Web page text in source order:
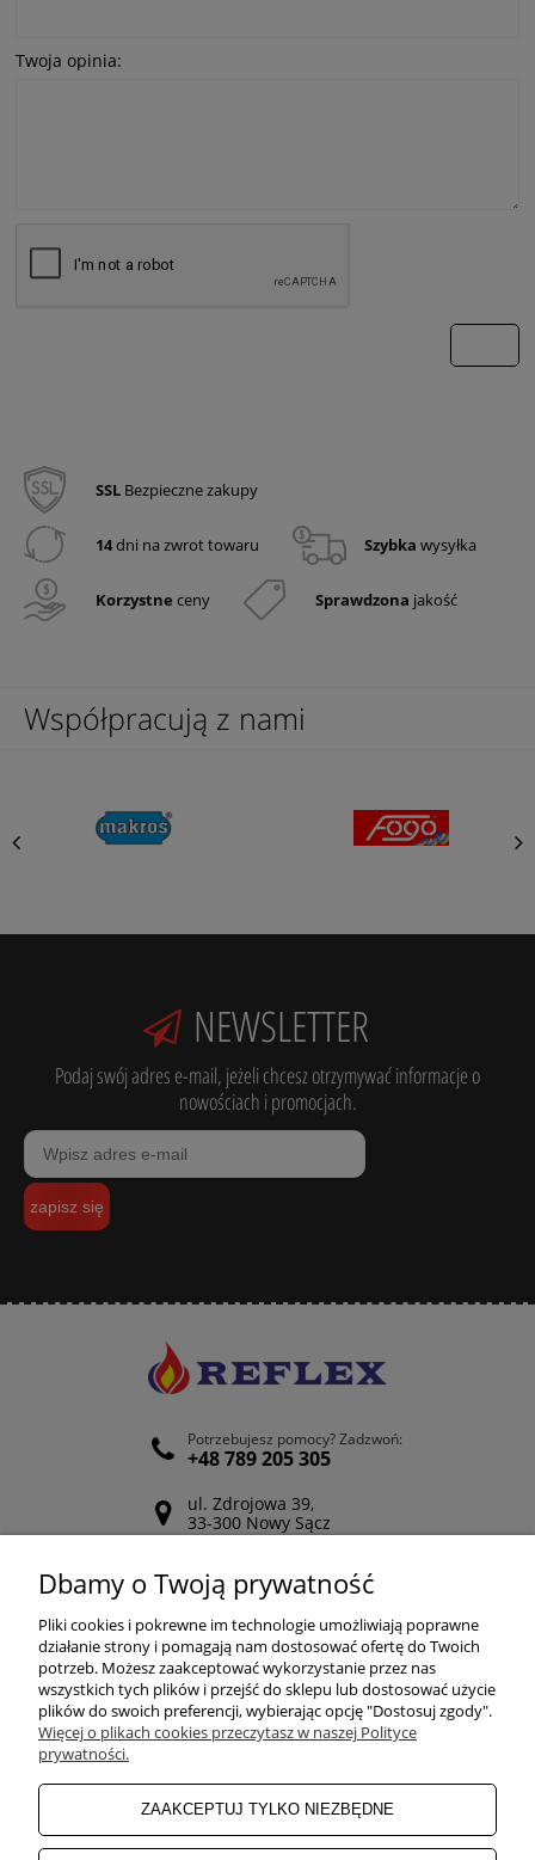
Twoja opinia:
SSL Bezpieczne zakupy
14dni na zwrot towaru Szybka wysyłka
Korzystne ceny Sprawdzona jakość
Współpracują z nami
NEWSLETTER
Podaj swój adres e-mail, jeżeli chcesz otrzymywać informacje o
nowościach i promocjach.
zapisz się
Potrzebujesz pomocy? Zadzwoń:
+48 789 205 305
ul. Zdrojowa 39,
33-300 Nowy Sącz
Odwiedź nasz Facebook
POMOC
ZAKUPY
MOJE KONTO
Dbamy o Twoją prywatność
Pliki cookies i pokrewne im technologie umożliwiają poprawne
działanie strony i pomagają nam dostosować ofertę do Twoich
potrzeb. Możesz zaakceptować wykorzystanie przez nas
wszystkich tych plików i przejść do sklepu lub dostosować użycie
plików do swoich preferencji, wybierając opcję "Dostosuj zgody".
Więcej o plikach cookies przeczytasz w naszej Polityce
prywatności.
ZAAKCEPTUJ TYLKO NIEZBĘDNE